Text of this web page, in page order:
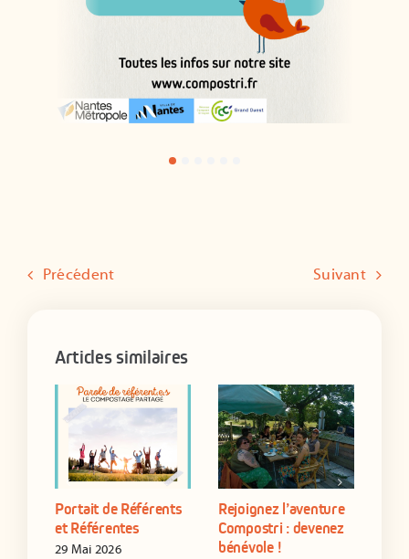
Précédent Suivant
Articles similaires
Portait de Référents
et Référentes
29 Mai 2026
Rejoignez l’aventure
Compostri : devenez
bénévole !